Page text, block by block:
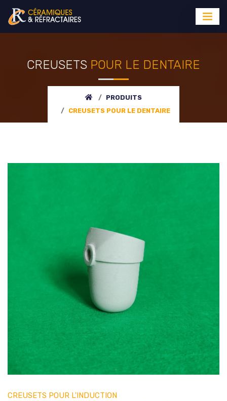
CREUSETS POUR LE DENTAIRE
PRODUITS
CREUSETS POUR LE DENTAIRE
CREUSETS POUR L'INDUCTION